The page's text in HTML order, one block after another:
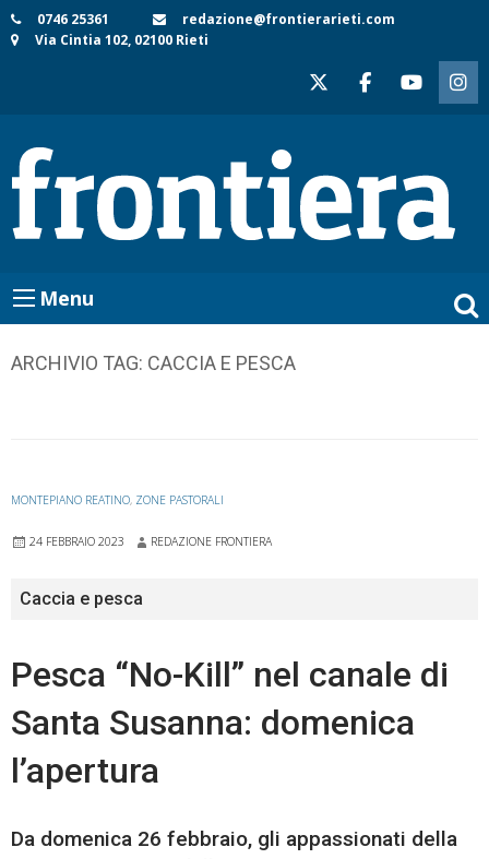
Skip
to
0746 25361
redazione@frontierarieti.com
Via Cintia 102, 02100 Rieti
Menu
ARCHIVIO TAG: CACCIA E PESCA
MONTEPIANO REATINO, ZONE PASTORALI
24 FEBBRAIO 2023 REDAZIONE FRONTIERA
Caccia e pesca
Pesca “No-Kill” nel canale di
Santa Susanna: domenica
l’apertura
Da domenica 26 febbraio, gli appassionati della